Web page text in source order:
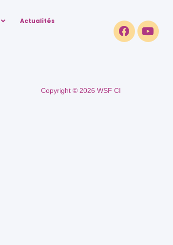
Actualités
Copyright © 2026 WSF CI